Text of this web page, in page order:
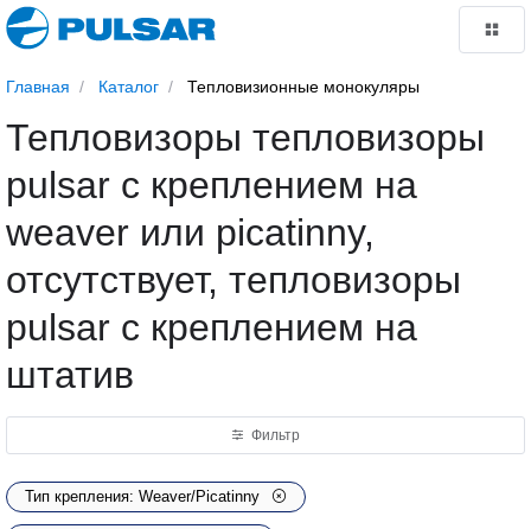
Главная Каталог Тепловизионные монокуляры
Тепловизоры тепловизоры
pulsar с креплением на
weaver или picatinny,
отсутствует, тепловизоры
pulsar с креплением на
штатив
Фильтр
Тип крепления: Weaver/Picatinny